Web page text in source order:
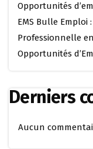
Opportunités
EMS Bulle Emploi
Professionnelle
Opportunités
Derniers
Aucun